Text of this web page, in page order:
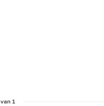
van 1